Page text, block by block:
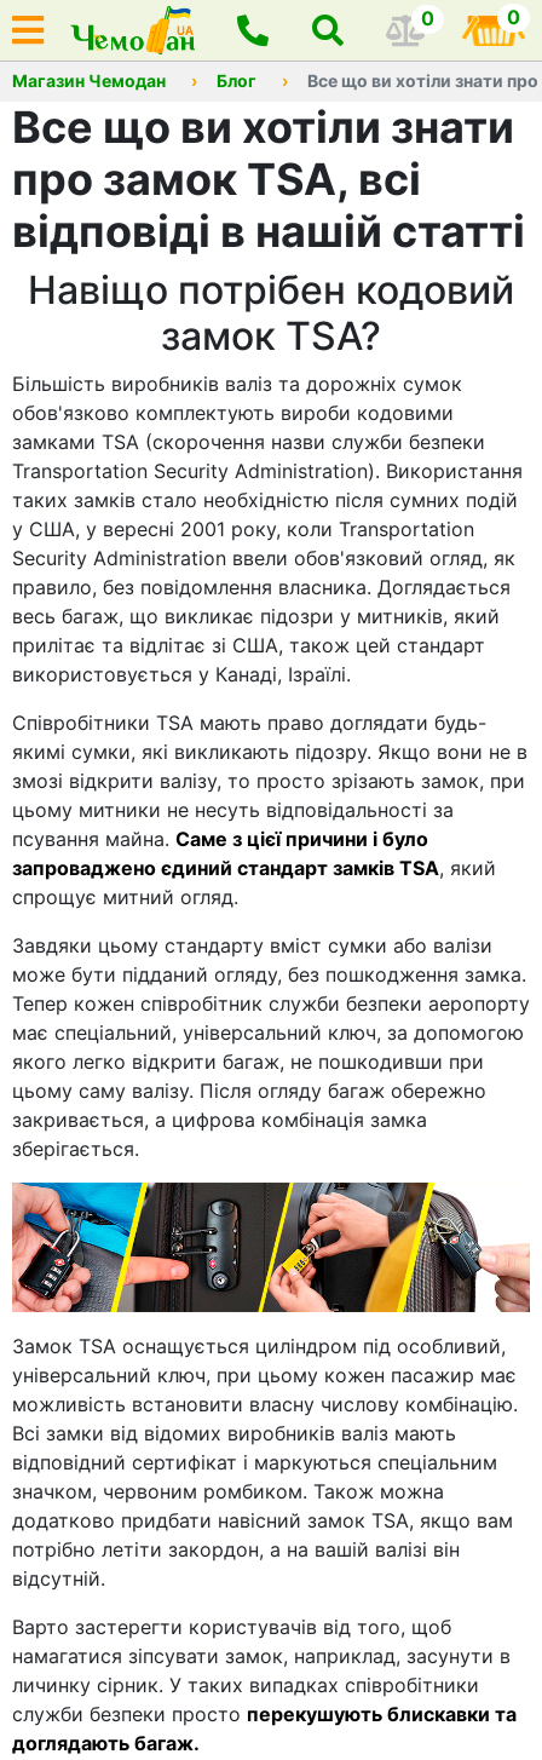
0 0
Магазин Чемодан Блог Все що ви хотіли знати про
Все що ви хотіли знати
про замок TSA, всі
відповіді в нашій статті
Навіщо потрібен кодовий
замок TSA?
Більшість виробників валіз та дорожніх сумок
обов'язково комплектують вироби кодовими
замками TSA (скорочення назви служби безпеки
Transportation Security Administration). Використання
таких замків стало необхідністю після сумних подій
у США, у вересні 2001 року, коли Transportation
Security Administration ввели обов'язковий огляд, як
правило, без повідомлення власника. Доглядається
весь багаж, що викликає підозри у митників, який
прилітає та відлітає зі США, також цей стандарт
використовується у Канаді, Ізраїлі.
Співробітники TSA мають право доглядати будь-
якимі сумки, які викликають підозру. Якщо вони не в
змозі відкрити валізу, то просто зрізають замок, при
цьому митники не несуть відповідальності за
псування майна. Саме з цієї причини і було
запроваджено єдиний стандарт замків TSA, який
спрощує митний огляд.
Завдяки цьому стандарту вміст сумки або валізи
може бути підданий огляду, без пошкодження замка.
Тепер кожен співробітник служби безпеки аеропорту
має спеціальний, універсальний ключ, за допомогою
якого легко відкрити багаж, не пошкодивши при
цьому саму валізу. Після огляду багаж обережно
закривається, а цифрова комбінація замка
зберігається.
Замок TSA оснащується циліндром під особливий,
універсальний ключ, при цьому кожен пасажир має
можливість встановити власну числову комбінацію.
Всі замки від відомих виробників валіз мають
відповідний сертифікат і маркуються спеціальним
значком, червоним ромбиком. Також можна
додатково придбати навісний замок TSA, якщо вам
потрібно летіти закордон, а на вашій валізі він
відсутній.
Варто застерегти користувачів від того, щоб
намагатися зіпсувати замок, наприклад, засунути в
личинку сірник. У таких випадках співробітники
служби безпеки просто перекушують блискавки та
доглядають багаж.